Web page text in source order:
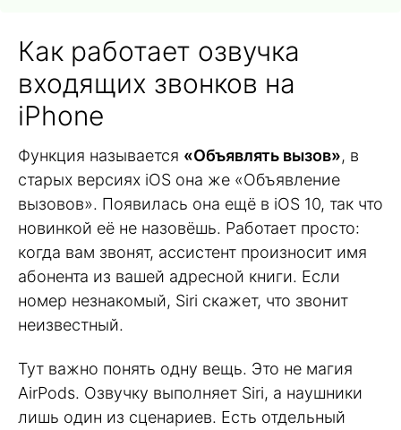
Как работает озвучка
входящих звонков на
iPhone
Функция называется «Объявлять вызов», в
старых версиях iOS она же «Объявление
вызовов». Появилась она ещё в iOS 10, так что
новинкой её не назовёшь. Работает просто:
когда вам звонят, ассистент произносит имя
абонента из вашей адресной книги. Если
номер незнакомый, Siri скажет, что звонит
неизвестный.
Тут важно понять одну вещь. Это не магия
AirPods. Озвучку выполняет Siri, а наушники
лишь один из сценариев. Есть отдельный